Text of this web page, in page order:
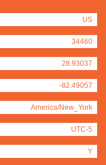
US
34460
28.93037
-82.49057
America/New_York
UTC-5
Y